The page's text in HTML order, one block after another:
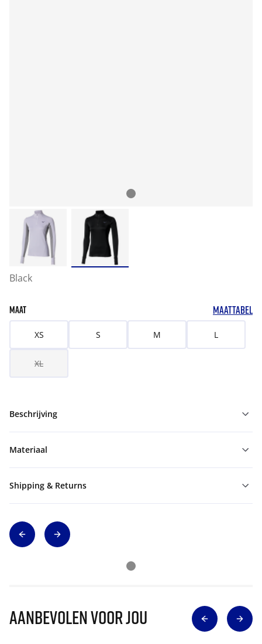
Black
MAAT MAATTABEL
XS S M L
XL
Beschrijving
Materiaal
Shipping & Returns
Aanbevolen voor jou